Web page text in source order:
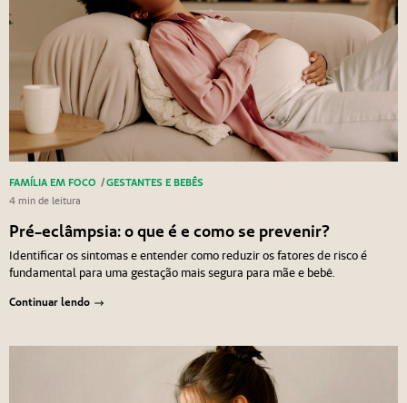
FAMÍLIA EM FOCO /GESTANTES E BEBÊS
4 min de leitura
Pré-eclâmpsia: o que é e como se prevenir?
Identificar os sintomas e entender como reduzir os fatores de risco é
fundamental para uma gestação mais segura para mãe e bebê.
Continuar lendo